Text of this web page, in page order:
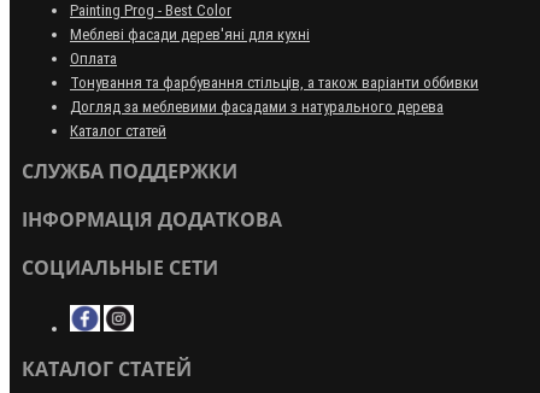
Painting Prog - Best Color
Меблеві фасади дерев'яні для кухні
Оплата
Тонування та фарбування стільців, а також варіанти оббивки
Догляд за меблевими фасадами з натурального дерева
Каталог статей
СЛУЖБА ПОДДЕРЖКИ
ІНФОРМАЦІЯ ДОДАТКОВА
СОЦИАЛЬНЫЕ СЕТИ
КАТАЛОГ СТАТЕЙ